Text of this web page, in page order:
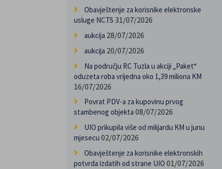
Obavještenje za korisnike elektronske
usluge NCTS 31/07/2026
aukcija 28/07/2026
aukcija 20/07/2026
Na području RC Tuzla u akciji „Paket“
oduzeta roba vrijedna oko 1,39 miliona KM
16/07/2026
Povrat PDV-a za kupovinu prvog
stambenog objekta 08/07/2026
UIO prikupila više od milijardu KM u junu
mjesecu 02/07/2026
Obavještenje za korisnike elektronskih
potvrda izdatih od strane UIO 01/07/2026